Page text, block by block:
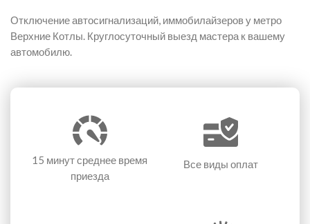
Отключение автосигнализаций, иммобилайзеров у метро
Верхние Котлы. Круглосуточный выезд мастера к вашему
автомобилю.
15 минутсреднее время
приезда
Все виды оплат